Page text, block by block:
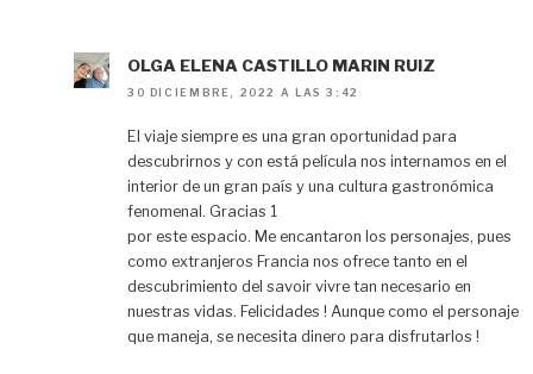
OLGA ELENA CASTILLO MARIN RUIZ
30 DICIEMBRE, 2022 A LAS 3:42
El viaje siempre es una gran oportunidad para
descubrirnos y con está película nos internamos en el
interior de un gran país y una cultura gastronómica
fenomenal. Gracias 1
por este espacio. Me encantaron los personajes, pues
como extranjeros Francia nos ofrece tanto en el
descubrimiento del savoir vivre tan necesario en
nuestras vidas. Felicidades ! Aunque como el personaje
que maneja, se necesita dinero para disfrutarlos !